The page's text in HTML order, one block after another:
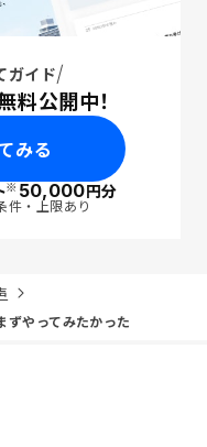
ガイド
料公開中！
みる
※50,000円分
件・上限あり
ずやってみたかった